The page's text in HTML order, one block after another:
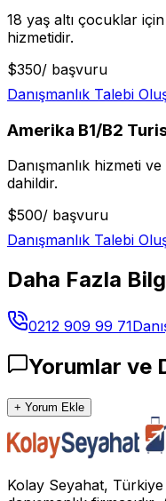
18 yaş altı çocuklar
hizmetidir.
$350/ başvuru
Danışmanlık Talebi
Amerika B1/B2
Danışmanlık hizmeti
dahildir.
$500/ başvuru
Danışmanlık Talebi
Daha Fazla
0212 909 99 71
Yorumlar ve
+ Yorum Ekle
Kolay Seyahat,